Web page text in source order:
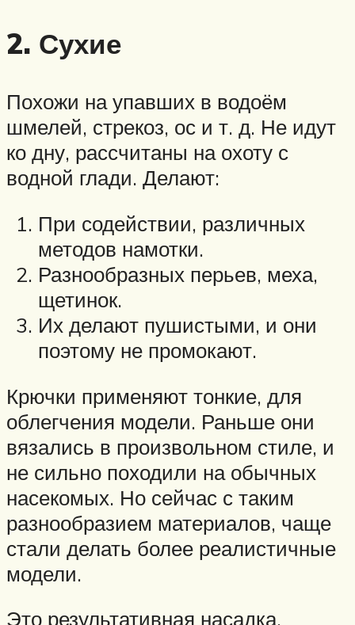
2. Сухие
Похожи на упавших в водоём
шмелей, стрекоз, ос и т. д. Не идут
ко дну, рассчитаны на охоту с
водной глади. Делают:
При содействии, различных
методов намотки.
Разнообразных перьев, меха,
щетинок.
Их делают пушистыми, и они
поэтому не промокают.
Крючки применяют тонкие, для
облегчения модели. Раньше они
вязались в произвольном стиле, и
не сильно походили на обычных
насекомых. Но сейчас с таким
разнообразием материалов, чаще
стали делать более реалистичные
модели.
Это результативная насадка,